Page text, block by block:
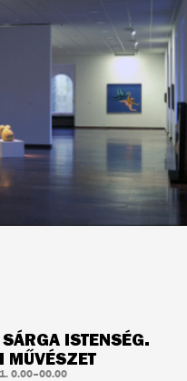
ISTENSÉG.
MŰVÉSZET
0.00–00.00